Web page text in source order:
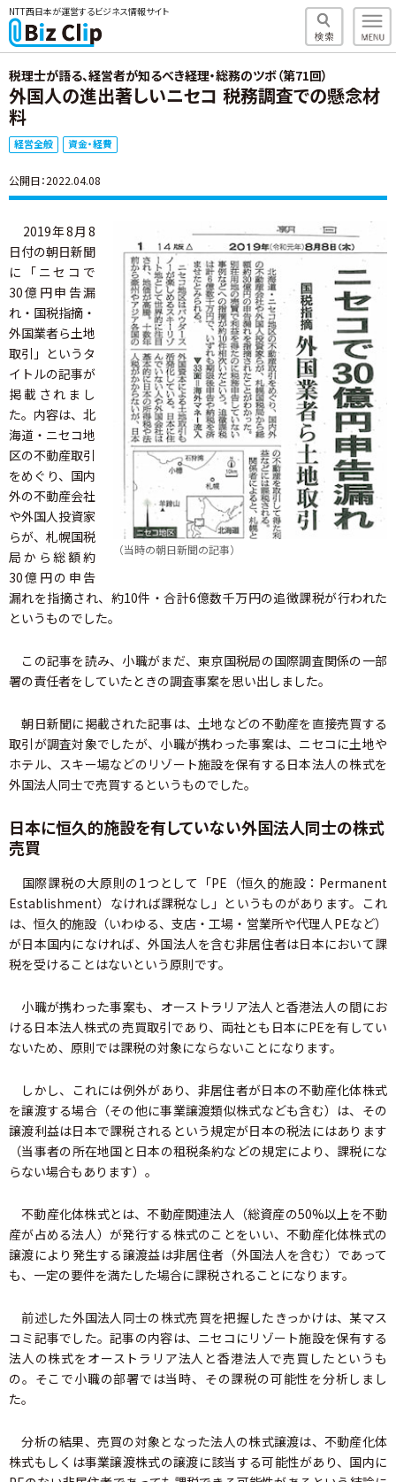
NTT西日本が運営するビジネス情報サイト
税理士が語る、経営者が知るべき経理・総務のツボ（第71回）
外国人の進出著しいニセコ 税務調査での懸念材
料
経営全般 資金・経費
公開日：2022.04.08
（当時の朝日新聞の記事）
2019年8月8
日付の朝日新聞
に「ニセコで
30億円申告漏
れ・国税指摘・
外国業者ら土地
取引」というタ
イトルの記事が
掲載されまし
た。内容は、北
海道・ニセコ地
区の不動産取引
をめぐり、国内
外の不動産会社
や外国人投資家
らが、札幌国税
局から総額約
30億円の申告
漏れを指摘され、約10件・合計6億数千万円の追徴課税が行われた
というものでした。
この記事を読み、小職がまだ、東京国税局の国際調査関係の一部
署の責任者をしていたときの調査事案を思い出しました。
朝日新聞に掲載された記事は、土地などの不動産を直接売買する
取引が調査対象でしたが、小職が携わった事案は、ニセコに土地や
ホテル、スキー場などのリゾート施設を保有する日本法人の株式を
外国法人同士で売買するというものでした。
日本に恒久的施設を有していない外国法人同士の株式
売買
国際課税の大原則の1つとして「PE（恒久的施設：Permanent
Establishment）なければ課税なし」というものがあります。これ
は、恒久的施設（いわゆる、支店・工場・営業所や代理人PEなど）
が日本国内になければ、外国法人を含む非居住者は日本において課
税を受けることはないという原則です。
小職が携わった事案も、オーストラリア法人と香港法人の間にお
ける日本法人株式の売買取引であり、両社とも日本にPEを有してい
ないため、原則では課税の対象にならないことになります。
しかし、これには例外があり、非居住者が日本の不動産化体株式
を譲渡する場合（その他に事業譲渡類似株式なども含む）は、その
譲渡利益は日本で課税されるという規定が日本の税法にはあります
（当事者の所在地国と日本の租税条約などの規定により、課税にな
らない場合もあります）。
不動産化体株式とは、不動産関連法人（総資産の50%以上を不動
産が占める法人）が発行する株式のことをいい、不動産化体株式の
譲渡により発生する譲渡益は非居住者（外国法人を含む）であって
も、一定の要件を満たした場合に課税されることになります。
前述した外国法人同士の株式売買を把握したきっかけは、某マス
コミ記事でした。記事の内容は、ニセコにリゾート施設を保有する
法人の株式をオーストラリア法人と香港法人で売買したというも
の。そこで小職の部署では当時、その課税の可能性を分析しまし
た。
分析の結果、売買の対象となった法人の株式譲渡は、不動産化体
株式もしくは事業譲渡株式の譲渡に該当する可能性があり、国内に